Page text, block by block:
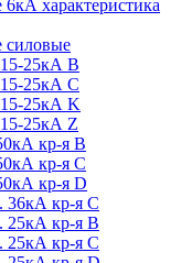
характеристика
силовые
25кА B
25кА C
25кА K
25кА Z
кр-я B
кр-я C
кр-я D
36кА кр-я C
25кА кр-я B
25кА кр-я C